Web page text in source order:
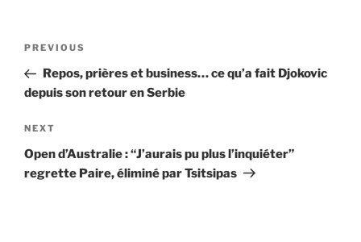
Previous
Post
PREVIOUS
Repos, prières et business… ce qu’a fait Djokovic
depuis son retour en Serbie
Next
Post
NEXT
Open d’Australie : “J’aurais pu plus l’inquiéter”
regrette Paire, éliminé par Tsitsipas